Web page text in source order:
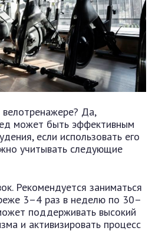
Да,
может быть эффективным
если использовать его
учитывать следующие
Рекомендуется заниматься
3–4 раз в неделю по 30–
поддерживать высокий
и активизировать процесс